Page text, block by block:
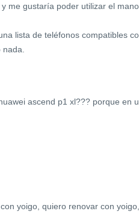
me gustaría poder utilizar el
lista de teléfonos compatibles
ascend p1 xl??? porque en
yoigo, quiero renovar con